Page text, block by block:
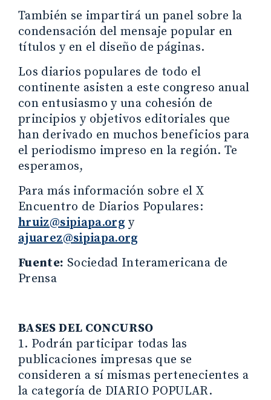
También se impartirá un panel sobre la
condensación del mensaje popular en
títulos y en el diseño de páginas.
Los diarios populares de todo el
continente asisten a este congreso anual
con entusiasmo y una cohesión de
principios y objetivos editoriales que
han derivado en muchos beneficios para
el periodismo impreso en la región. Te
esperamos,
Para más información sobre el X
Encuentro de Diarios Populares:
hruiz@sipiapa.orgy
ajuarez@sipiapa.org
Fuente: Sociedad Interamericana de
Prensa
BASES DEL CONCURSO
1. Podrán participar todas las
publicaciones impresas que se
consideren a sí mismas pertenecientes a
la categoría de DIARIO POPULAR.